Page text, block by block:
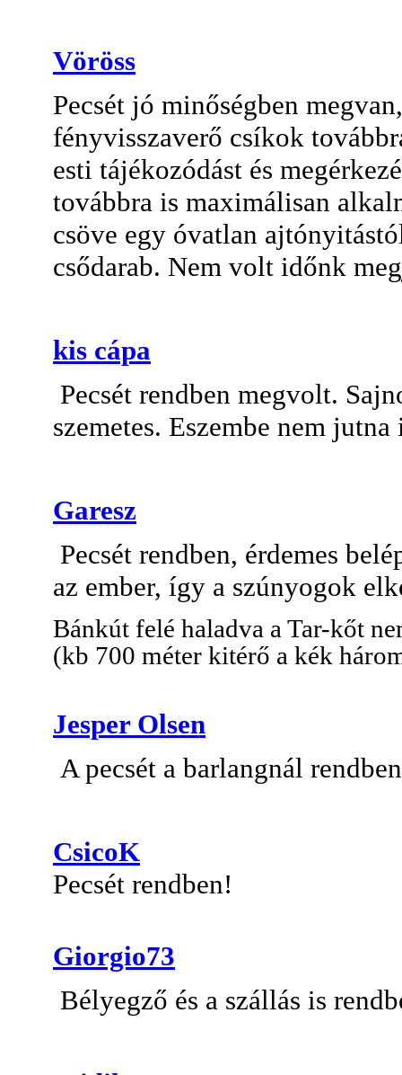
Vöröss
Pecsét jó minőségben
fényvisszaverő csíkok
esti tájékozódást és
továbbra is maximálisan
csöve egy óvatlan
csődarab. Nem volt időnk
kis cápa
Pecsét rendben megvolt.
szemetes. Eszembe nem
Garesz
Pecsét rendben, érdemes
az ember, így a szúnyogok
Bánkút felé haladva a Tar-kőt
(kb 700 méter kitérő a kék
Jesper Olsen
A pecsét a barlangnál
CsicoK
Pecsét rendben!
Giorgio73
Bélyegző és a szállás is